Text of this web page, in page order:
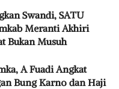
Swandi, SATU
Meranti Akhiri
Bukan Musuh
A Fuadi Angkat
Bung Karno dan Haji